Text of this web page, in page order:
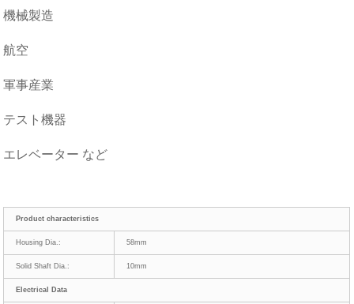
機械製造
航空
軍事産業
テスト機器
エレベーター など
Product characteristics
Housing Dia.: 58mm
Solid Shaft Dia.: 10mm
Electrical Data